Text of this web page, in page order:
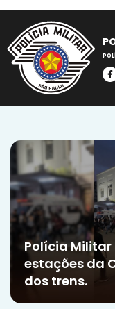
Polícia
estações da
dos trens.